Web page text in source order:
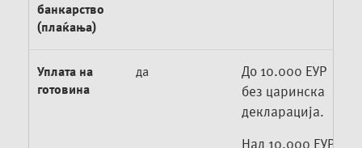
банкарство
(плаќања)
Уплата на
готовина
да
До 10.000 ЕУР
без царинска
декларација.
Над 10.000 ЕУР